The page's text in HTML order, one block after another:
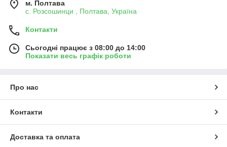
м. Полтава
с. Розсошинци , Полтава, Україна
Контакти
Сьогодні працює з 08:00 до 14:00
Показати весь графік роботи
Про нас
Контакти
Доставка та оплата